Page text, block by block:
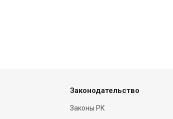
Законодательство
Законы РК